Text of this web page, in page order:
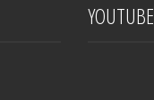
YOUTUBE